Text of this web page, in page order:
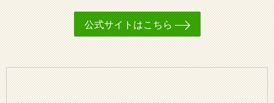
公式サイトはこちら